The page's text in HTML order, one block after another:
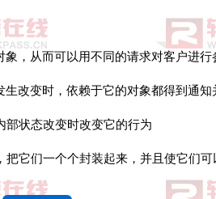
，从而可以用不同的请求对客户进行
改变时，依赖于它的对象都得到通知
状态改变时改变它的行为
它们一个个封装起来，并且使它们可